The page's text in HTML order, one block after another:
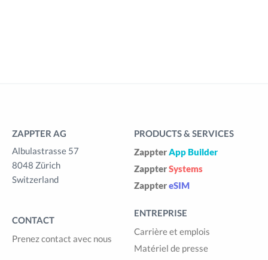
ZAPPTER AG
Albulastrasse 57
8048 Zürich
Switzerland
CONTACT
Prenez contact avec nous
PRODUCTS & SERVICES
ZappterApp Builder
ZappterSystems
ZapptereSIM
ENTREPRISE
Carrière et emplois
Matériel de presse